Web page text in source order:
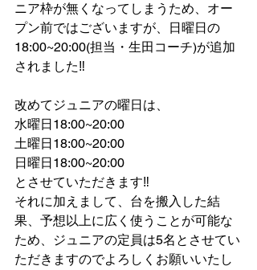
ニア枠が無くなってしまうため、オー
プン前ではございますが、日曜日の
18:00~20:00(担当・生田コーチ)が追加
されました‼
改めてジュニアの曜日は、
水曜日18:00~20:00
土曜日18:00~20:00
日曜日18:00~20:00
とさせていただきます‼
それに加えまして、台を搬入した結
果、予想以上に広く使うことが可能な
ため、ジュニアの定員は5名とさせてい
ただきますのでよろしくお願いいたし